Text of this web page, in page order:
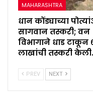
MAHARASHTRA
धान कोंड्याच्या
सागवान तस्करी; वन
विभागाने धाड टाकून
लाखांची तस्करी
PREV NEXT